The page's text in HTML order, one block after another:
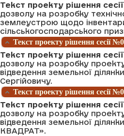
Текст проекту рішення
дозволу на розробку
землеустрою щодо
сільськогосподарського
Текст проекту рішення сесії
Текст проекту рішення
дозволу на розробку
відведення земельної
Сергійовичу.
Текст проекту рішення сесії
Текст проекту рішення
дозволу на розробку
відведення земельної
КВАДРАТ».